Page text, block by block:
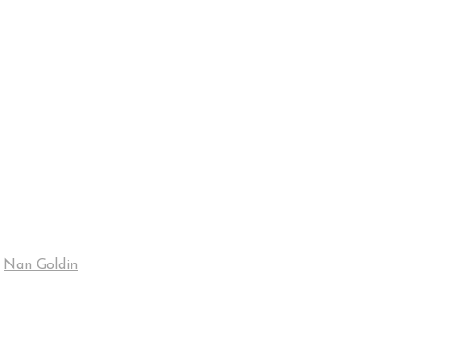
Nan Goldin